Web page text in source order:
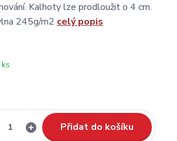
Kalhoty lze prodloužit o 4 cm.
245g/m2 celý popis
Přidat do košíku